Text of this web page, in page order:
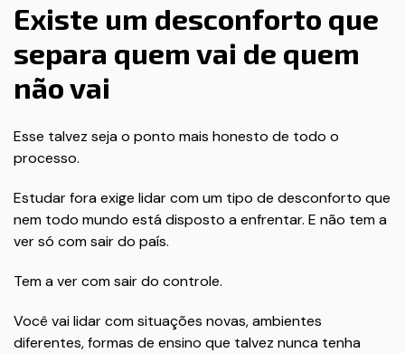
Existe um desconforto que
separa quem vai de quem
não vai
Esse talvez seja o ponto mais honesto de todo o
processo.
Estudar fora exige lidar com um tipo de desconforto que
nem todo mundo está disposto a enfrentar. E não tem a
ver só com sair do país.
Tem a ver com sair do controle.
Você vai lidar com situações novas, ambientes
diferentes, formas de ensino que talvez nunca tenha